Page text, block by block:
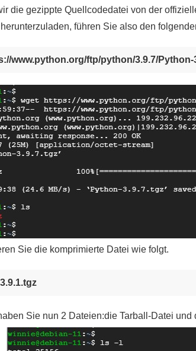
die gezippte Quellcodedatei von der
führen Sie also den
www.python.org/ftp/python/3.9.7/Python-
Sie die komprimierte Datei wie folgt.
Sie nun 2 Dateien:die Tarball-Datei